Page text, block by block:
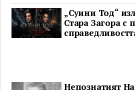
„Суини Тод“
Стара Загора с
Непознатият